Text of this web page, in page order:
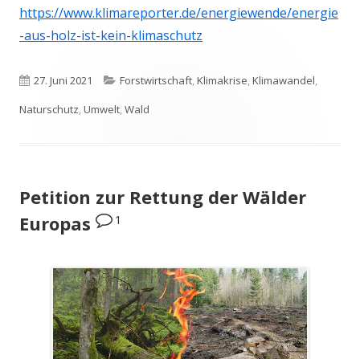
https://www.klimareporter.de/energiewende/energie
-aus-holz-ist-kein-klimaschutz
Veröffentlicht
am
27. Juni 2021 Kategorien
Forstwirtschaft,Klimakrise,Klimawandel,
Naturschutz,Umwelt,Wald
Petition zur Rettung der Wälder
Europas
1